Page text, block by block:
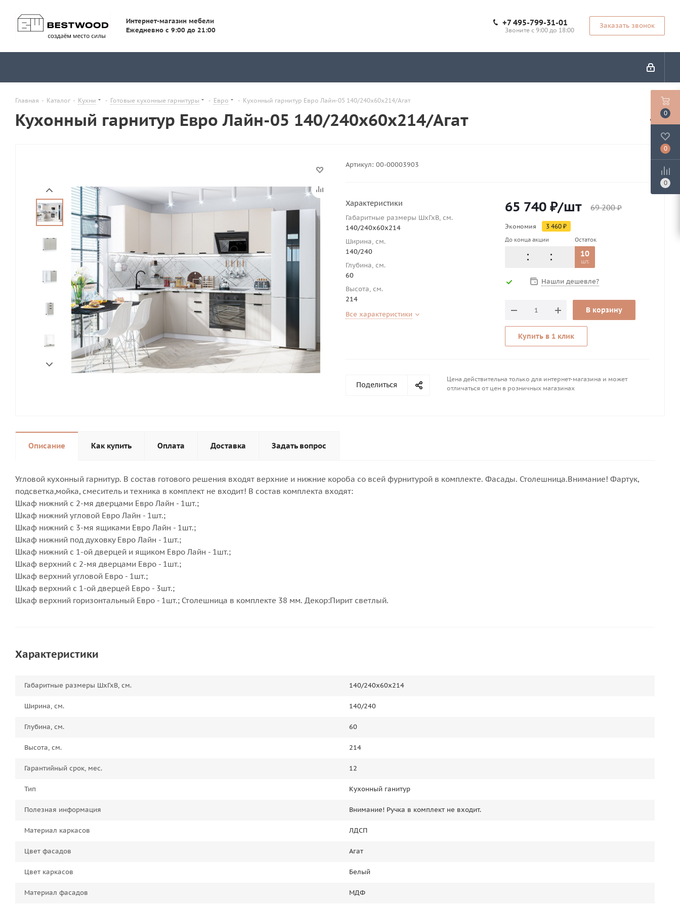
Интернет-магазин мебели
Ежедневно с 9:00 до 21:00
+7 495-799-31-01
Звоните с 9:00 до 18:00
Заказать звонок
Главная - Каталог - Кухни - Готовые кухонные гарнитуры - Евро - Кухонный гарнитур Евро Лайн-05 140/240х60х214/Агат
Кухонный гарнитур Евро Лайн-05 140/240х60х214/Агат
Артикул: 00-00003903
Характеристики
Габаритные размеры ШхГхВ, см.
140/240х60х214
Ширина, см.
140/240
Глубина, см.
60
Высота, см.
214
Все характеристики
65 740 ₽/шт 69 200₽
Экономия 3 460 ₽
До конца акции Остаток
10
шт.
Нашли дешевле?
В корзину
Купить в 1 клик
Поделиться
Цена действительна только для интернет-магазина и может
отличаться от цен в розничных магазинах
Описание Как купить Оплата Доставка Задать вопрос
Угловой кухонный гарнитур. В состав готового решения входят верхние и нижние короба со всей фурнитурой в комплекте. Фасады. Столешница.Внимание! Фартук,
подсветка,мойка, смеситель и техника в комплект не входит! В состав комплекта входят:
Шкаф нижний с 2-мя дверцами Евро Лайн - 1шт.;
Шкаф нижний угловой Евро Лайн - 1шт.;
Шкаф нижний с 3-мя ящиками Евро Лайн - 1шт.;
Шкаф нижний под духовку Евро Лайн - 1шт.;
Шкаф нижний с 1-ой дверцей и ящиком Евро Лайн - 1шт.;
Шкаф верхний с 2-мя дверцами Евро - 1шт.;
Шкаф верхний угловой Евро - 1шт.;
Шкаф верхний с 1-ой дверцей Евро - 3шт.;
Шкаф верхний горизонтальный Евро - 1шт.; Столешница в комплекте 38 мм. Декор:Пирит светлый.
Характеристики
Габаритные размеры ШхГхВ, см. 140/240х60х214
Ширина, см. 140/240
Глубина, см. 60
Высота, см. 214
Гарантийный срок, мес. 12
Тип Кухонный ганитур
Полезная информация Внимание! Ручка в комплект не входит.
Материал каркасов ЛДСП
Цвет фасадов Агат
Цвет каркасов Белый
Материал фасадов МДФ
0
0
0